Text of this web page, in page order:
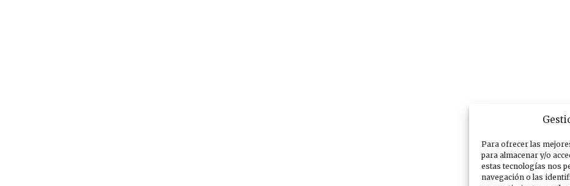
Para ofrecer las
para almacenar y/o
estas tecnologías nos
navegación o las